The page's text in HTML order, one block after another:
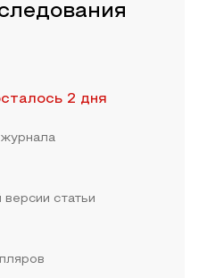
2 дня
статьи